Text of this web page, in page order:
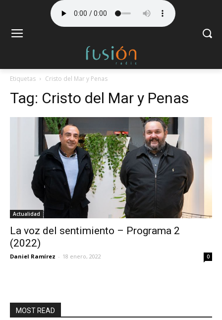
Etiquetas Cristo del Mar y Penas
Tag: Cristo del Mar y Penas
Actualidad
La voz del sentimiento – Programa 2
(2022)
Daniel Ramírez - 18 enero, 2022 0
MOST READ